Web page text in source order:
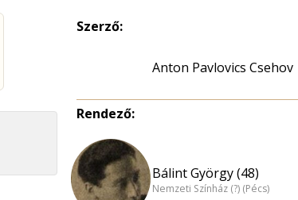
Szerző:
Anton Pavlovics Csehov
Rendező:
Bálint György (48)
Nemzeti Színház (?) (Pécs)